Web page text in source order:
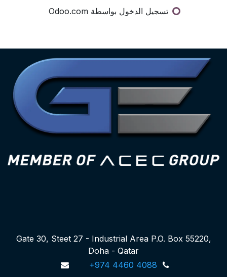
تسجيل الدخول بواسطة Odoo.com
Gate 30, Steet 27 - Industrial Area P.O. Box 55220,
Doha - Qatar
+974 4460 4088